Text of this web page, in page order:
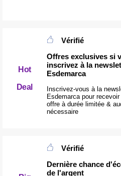
Hot
Deal
Vérifié
Offres exclusives si
inscrivez à la
Esdemarca
Inscrivez-vous à la
Esdemarca pour
offre à durée limitée &
nécessaire
Vérifié
Dernière chance
de l'argent